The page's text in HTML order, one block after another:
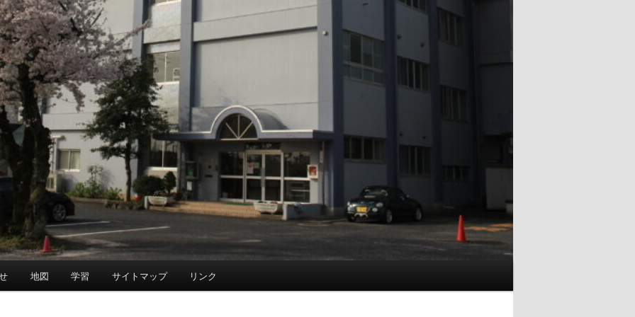
地図 学習 サイトマップ リンク